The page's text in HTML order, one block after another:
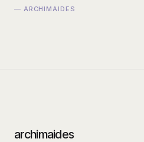
— ARCHIMAIDES
archimaides